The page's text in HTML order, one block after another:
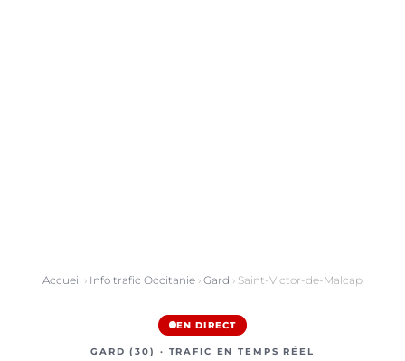
Accueil › Info trafic Occitanie › Gard › Saint-Victor-de-Malcap
EN DIRECT
GARD (30) · TRAFIC EN TEMPS RÉEL